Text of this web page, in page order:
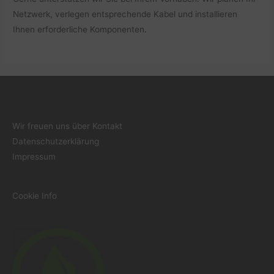
Netzwerk, verlegen entsprechende Kabel und installieren
Ihnen erforderliche Komponenten.
Wir freuen uns über Kontakt
Datenschutzerklärung
Impressum
Cookie Info